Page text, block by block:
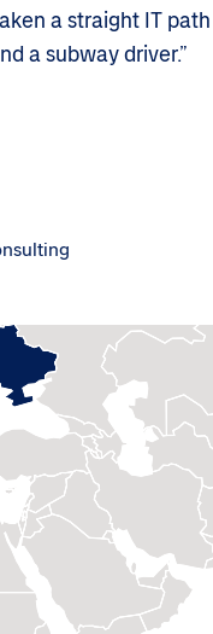
a straight IT
a subway driver.”